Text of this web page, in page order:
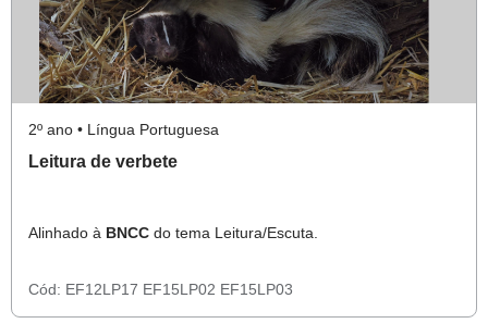
2º ano • Língua Portuguesa
Leitura de verbete
Alinhado à BNCC do tema Leitura/Escuta.
Cód: EF12LP17 EF15LP02 EF15LP03